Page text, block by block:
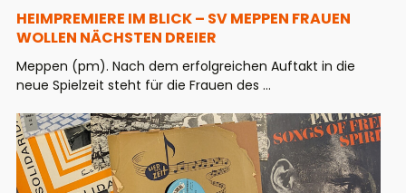
HEIMPREMIERE IM BLICK – SV MEPPEN FRAUEN
WOLLEN NÄCHSTEN DREIER
Meppen (pm). Nach dem erfolgreichen Auftakt in die
neue Spielzeit steht für die Frauen des ...